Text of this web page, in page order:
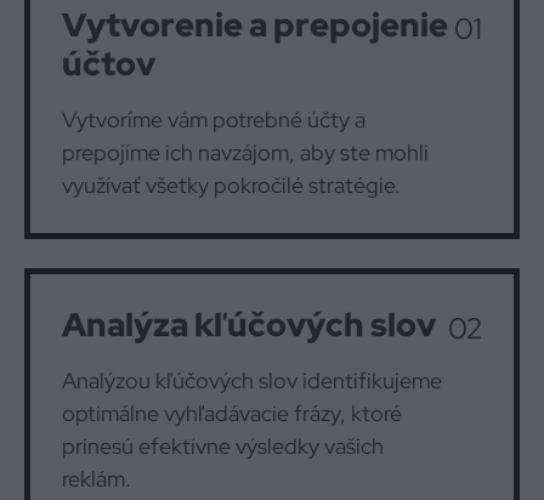
Vytvorenie a prepojenie
účtov
Vytvoríme vám potrebné účty a
prepojíme ich navzájom, aby ste mohli
využívať všetky pokročilé stratégie.
01
Analýza kľúčových slov
Analýzou kľúčových slov identifikujeme
optimálne vyhľadávacie frázy, ktoré
prinesú efektívne výsledky vašich
reklám.
02